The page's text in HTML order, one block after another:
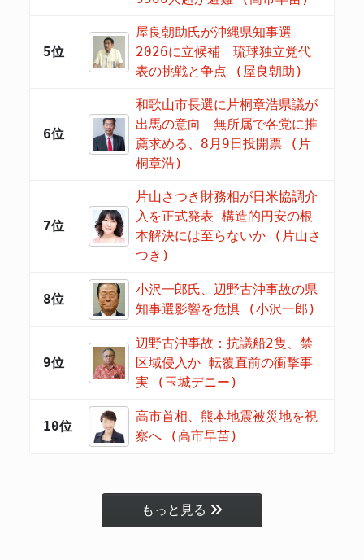
5位
屋良朝助氏が沖縄県知事選
2026に立候補 琉球独立党代
表の挑戦と争点 (屋良朝助)
6位
和歌山市長選に片桐章浩県議が
出馬の意向 無所属で各党に推
薦求める、8月9日投開票 (片
桐章浩)
7位
片山さつき財務相が日米協調介
入を正式発表―構造的円安の根
本解決には至らないか (片山さ
つき)
8位
小沢一郎氏、辺野古沖事故の県
知事選影響を危惧 (小沢一郎)
9位
辺野古沖事故：抗議船2隻、禁
区域侵入か 転覆直前の衝撃事
実 (玉城デニー)
10位
高市首相、熊本地震被災地を視
察へ (高市早苗)
もっと見る